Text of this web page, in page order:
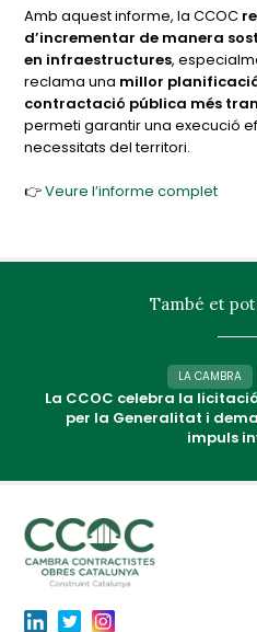
Amb aquest informe, la CCOC
d’incrementar de manera
en infraestructures,
reclama una millor
contractació pública més
permeti garantir una execució
necessitats del territori.
👉Veure l’informe complet
També et
LA CAMBRA
La CCOC celebra la
per la Generalitat i
impuls